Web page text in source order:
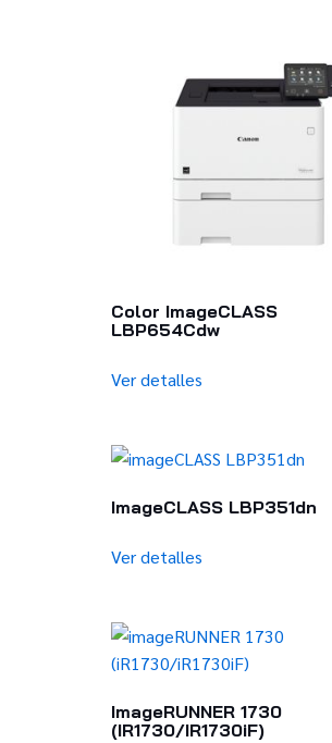
Color ImageCLASS
LBP654Cdw
Ver detalles
ImageCLASS LBP351dn
Ver detalles
ImageRUNNER 1730
(iR1730/iR1730iF)